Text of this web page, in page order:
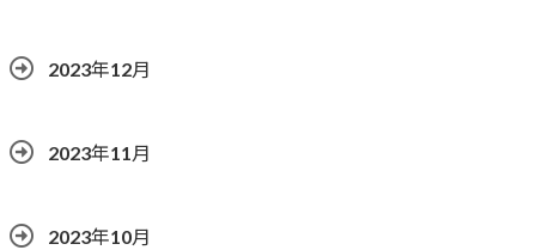
2023年12月
2023年11月
2023年10月